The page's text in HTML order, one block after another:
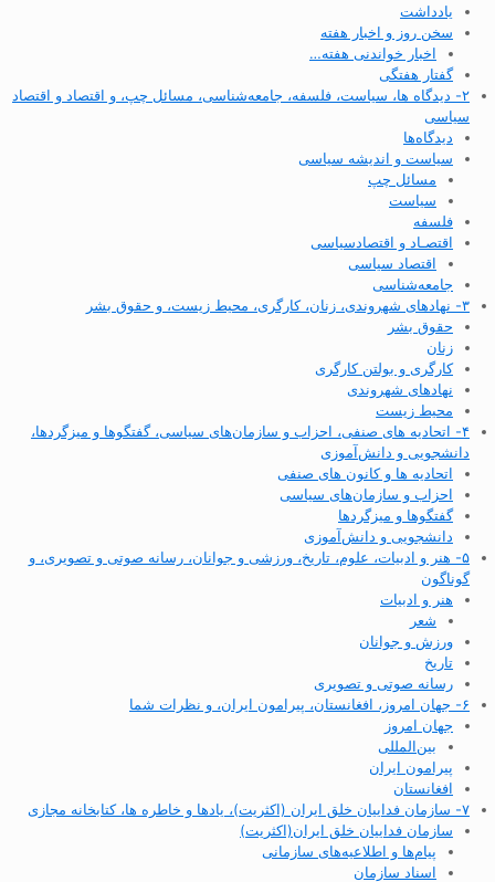
یادداشت
سخن روز و اخبار هفته
اخبار خواندنی هفته…
گفتار هفتگی
۲- دیدگاه ها، سیاست، فلسفه، جامعه‌شناسی، مسائل چپ، و اقتصاد و اقتصاد
سیاسی
دیدگاه‌ها
سیاست و اندیشه سیاسی
مسائل چپ
سیاست
فلسفه
اقتصـاد و اقتصاد‌سیاسی
اقتصاد سیاسی
جامعه‌شناسی
۳- نهادهای شهروندی، زنان، کارگری، محیط زیست، و حقوق بشر
حقوق بشر
زنان
کارگری و بولتن کارگری
نهادهای شهروندی
محیط زیست
۴- اتحادیه های صنفی، احزاب و سازمان‌های سیاسی، گفتگوها و میزگردها،
دانشجویی و دانش‌آموزی
اتحادیه ها و کانون های صنفی
احزاب و سازمان‌های سیاسی
گفتگوها و میزگردها
دانشجویی و دانش‌آموزی
۵- هنر و ادبیات، علوم، تاریخ، ورزشی و جوانان، رسانه صوتی و تصویری، و
گوناگون
هنر و ادبیات
شعر
ورزش و جوانان
تاریخ
رسانه صوتی و تصویری
۶- جهان امروز، افغانستان، پیرامون ایران، و نظرات شما
جهان امروز
بین‌المللی
پیرامون ایران
افغانستان
۷- سازمان فداییان خلق ایران (اکثریت)، یادها و خاطره ها، کتابخانه مجازی
سازمان فداییان خلق ایران(اکثریت)
پیام‌ها و اطلاعیه‌های سازمانی
اسناد سازمان